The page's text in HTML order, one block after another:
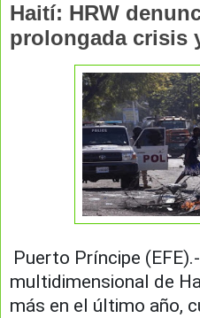
Haití: HRW
prolongada crisis
Puerto Príncipe
multidimensional de
más en el último año,